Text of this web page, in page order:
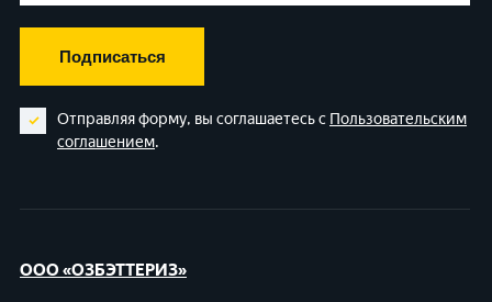
Подписаться
Отправляя форму, вы соглашаетесь с Пользовательским
соглашением.
ООО «ОЗБЭТТЕРИЗ»